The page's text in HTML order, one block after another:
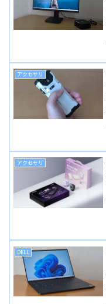
アクセサリ
アクセサリ
DELL